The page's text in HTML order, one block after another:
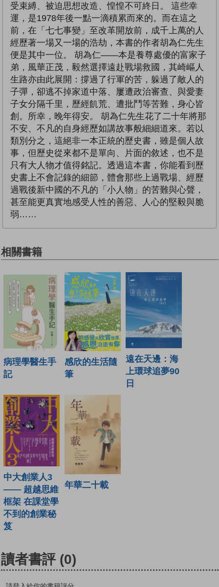
受束縛、被迫思想改造、惶惶不可終日。 這些幸
運，是1978年後一點一滴積累而來的。而在這之
前，在「七七事變」至改革開放前，成千上萬的人
經歷著一場又一場的浩劫，本書的作者胡為仁先生
便是其中一位。 胡為仁——本是養尊處優的富家子
弟，風華正茂，毅然選擇遠赴戰場救國，其崎嶇人
生路亦由此展開：撐過了行軍的苦，躲過了敵人的
子彈，卻逃不掉家道中落、屢遭政治審查、與愛妻
子女分隔千里，歷經飢荒、遭批鬥等苦難，身心皆
創。所幸，晚年得安。 胡為仁先生花了二十年將那
不安、不凡的自身經歷如講故事般細細道來。若以
類別分之，這絕非一本正統的歷史書，雖是個人故
事，但歷史從來都不是單向、片面的敘述，也不是
只有大人物才值得銘記。透過這本書，你能看到歷
史書上不會記錄的細節，體會那些上過戰場、經歷
過戰後新中國的不凡的「小人物」的苦難與心聲，
甚至能更真實地感受人性的善惡、人心的堅毅與脆
弱……
相關書籍
病理學醫生手
記
感欣的生活隨
筆
遠在天邊：海
上環球追夢90
日
中大創業人3
—— 超越思維
框架 在課堂學
不到的創業秘
笈
年華二十載
讀者書評 (0)